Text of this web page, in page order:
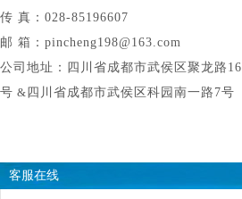
传 真：028-85196607
邮 箱：pincheng198@163.com
公司地址：四川省成都市武侯区聚龙路16
号 & 四川省成都市武侯区科园南一路7号
客服在线